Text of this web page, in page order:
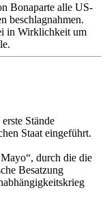
Bonaparte alle US-
beschlagnahmen.
in Wirklichkeit um
Stände
Staat eingeführt.
durch die die
Besatzung